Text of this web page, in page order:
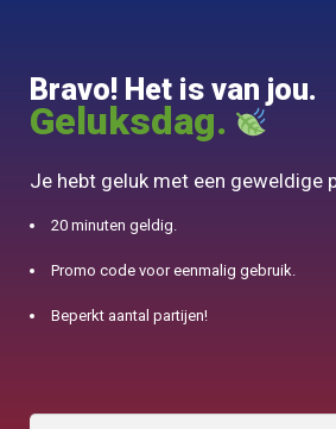
10% aangeboden voor 50€
Bravo! Het is van jou.
Geluksdag.
Je hebt geluk met een geweldige
20 minuten geldig.
Promo code voor eenmalig gebruik.
Beperkt aantal partijen!